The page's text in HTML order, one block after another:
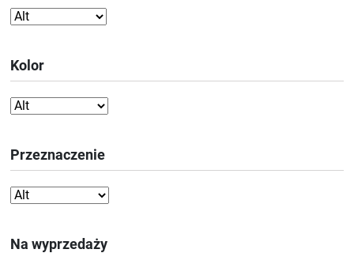
Kolor
Przeznaczenie
Na wyprzedaży